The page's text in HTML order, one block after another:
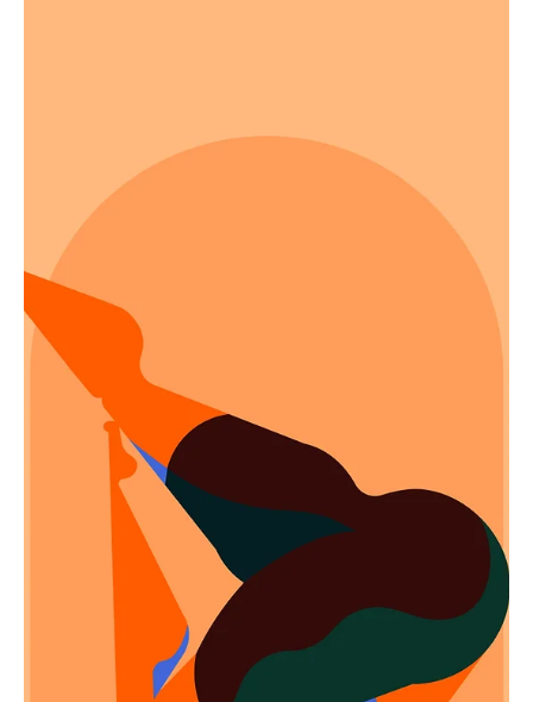
Yoga'nın Ruh Sağlığınıza 7 Faydası
Yoga, fiziksel sağlığın yanı sıra ruhsal dengeyi de destekleyen bir
uygulamadır. Sıkı bir meditasyon pratiği ve düzenli yoga seansları,